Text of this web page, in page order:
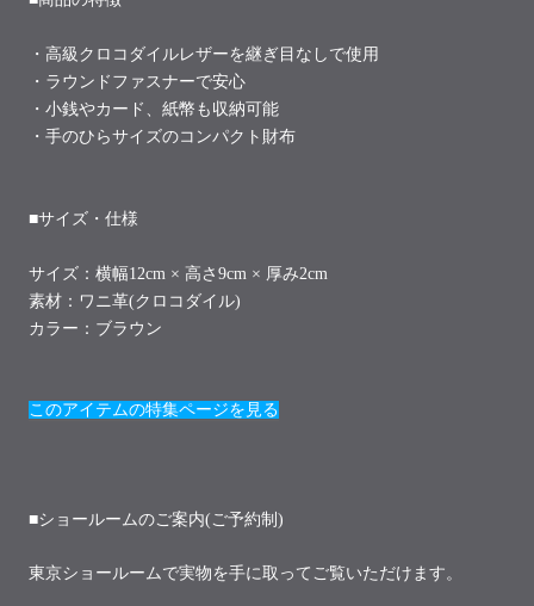
・高級クロコダイルレザーを継ぎ目なしで使用
・ラウンドファスナーで安心
・小銭やカード、紙幣も収納可能
・手のひらサイズのコンパクト財布
■サイズ・仕様
サイズ：横幅12cm × 高さ9cm × 厚み2cm
素材：ワニ革(クロコダイル)
カラー：ブラウン
このアイテムの特集ページを見る
■ショールームのご案内(ご予約制)
東京ショールームで実物を手に取ってご覧いただけます。